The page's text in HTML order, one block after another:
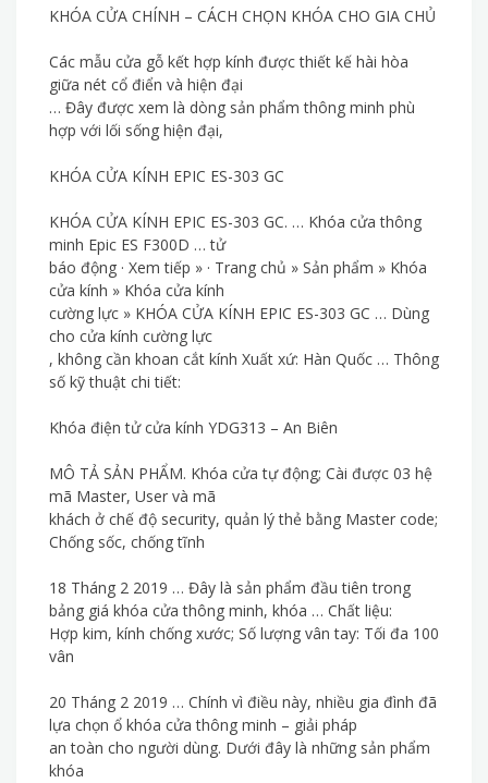
KHÓA CỬA CHÍNH – CÁCH CHỌN KHÓA CHO GIA CHỦ
Các mẫu cửa gỗ kết hợp kính được thiết kế hài hòa
giữa nét cổ điển và hiện đại
… Đây được xem là dòng sản phẩm thông minh phù
hợp với lối sống hiện đại,
KHÓA CỬA KÍNH EPIC ES-303 GC
KHÓA CỬA KÍNH EPIC ES-303 GC. … Khóa cửa thông
minh Epic ES F300D … tử
báo động · Xem tiếp » · Trang chủ » Sản phẩm » Khóa
cửa kính » Khóa cửa kính
cường lực » KHÓA CỬA KÍNH EPIC ES-303 GC … Dùng
cho cửa kính cường lực
, không cần khoan cắt kính Xuất xứ: Hàn Quốc … Thông
số kỹ thuật chi tiết:
Khóa điện tử cửa kính YDG313 – An Biên
MÔ TẢ SẢN PHẨM. Khóa cửa tự động; Cài được 03 hệ
mã Master, User và mã
khách ở chế độ security, quản lý thẻ bằng Master code;
Chống sốc, chống tĩnh
18 Tháng 2 2019 … Đây là sản phẩm đầu tiên trong
bảng giá khóa cửa thông minh, khóa … Chất liệu:
Hợp kim, kính chống xước; Số lượng vân tay: Tối đa 100
vân
20 Tháng 2 2019 … Chính vì điều này, nhiều gia đình đã
lựa chọn ổ khóa cửa thông minh – giải pháp
an toàn cho người dùng. Dưới đây là những sản phẩm
khóa